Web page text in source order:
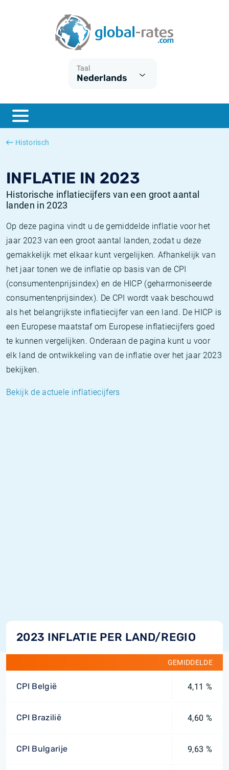
Taal
Nederlands
Historisch
INFLATIE IN 2023
Historische inflatiecijfers van een groot aantal
landen in 2023
Op deze pagina vindt u de gemiddelde inflatie voor het
jaar 2023 van een groot aantal landen, zodat u deze
gemakkelijk met elkaar kunt vergelijken. Afhankelijk van
het jaar tonen we de inflatie op basis van de CPI
(consumentenprijsindex) en de HICP (geharmoniseerde
consumentenprijsindex). De CPI wordt vaak beschouwd
als het belangrijkste inflatiecijfer van een land. De HICP is
een Europese maatstaf om Europese inflatiecijfers goed
te kunnen vergelijken. Onderaan de pagina kunt u voor
elk land de ontwikkeling van de inflatie over het jaar 2023
bekijken.
Bekijk de actuele inflatiecijfers
2023 INFLATIE PER LAND/REGIO
GEMIDDELDE
CPI België 4,11 %
CPI Brazilië 4,60 %
CPI Bulgarije 9,63 %
ESTER
SONIA
Wat is CPI inflatie?
Wat is HICP inflatie?
Nederlandse inflatie - CPI
Amerikaanse inflatie - CPI
Euribor historie
SOFR historie
TONAR historie
Inflatiecalculator